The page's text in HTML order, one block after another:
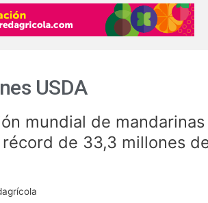
USDA
mundial de mandarinas
de 33,3 millones